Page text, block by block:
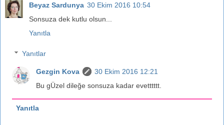
Beyaz Sardunya 30 Ekim 2016 10:54
Sonsuza dek kutlu olsun...
Yanıtla
Yanıtlar
Gezgin Kova
30 Ekim 2016 12:21
Bu gÜzel dileğe sonsuza kadar evetttttt.
Yanıtla